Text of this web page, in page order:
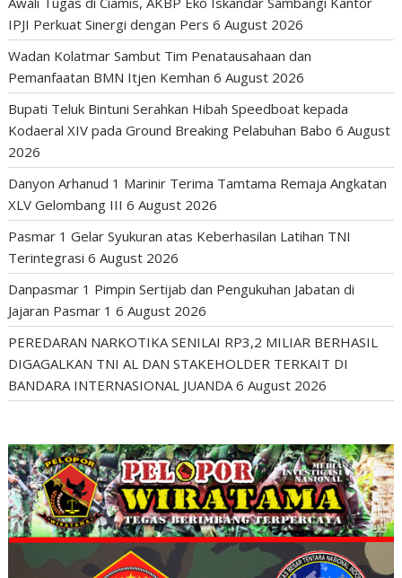
IPJI Perkuat Sinergi dengan Pers 6 August 2026
Wadan Kolatmar Sambut Tim Penatausahaan dan
Pemanfaatan BMN Itjen Kemhan 6 August 2026
Bupati Teluk Bintuni Serahkan Hibah Speedboat kepada
Kodaeral XIV pada Ground Breaking Pelabuhan Babo 6 August
2026
Danyon Arhanud 1 Marinir Terima Tamtama Remaja Angkatan
XLV Gelombang III 6 August 2026
Pasmar 1 Gelar Syukuran atas Keberhasilan Latihan TNI
Terintegrasi 6 August 2026
Danpasmar 1 Pimpin Sertijab dan Pengukuhan Jabatan di
Jajaran Pasmar 1 6 August 2026
PEREDARAN NARKOTIKA SENILAI RP3,2 MILIAR BERHASIL
DIGAGALKAN TNI AL DAN STAKEHOLDER TERKAIT DI
BANDARA INTERNASIONAL JUANDA 6 August 2026